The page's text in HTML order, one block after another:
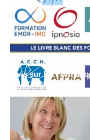
Avis sur les
en France